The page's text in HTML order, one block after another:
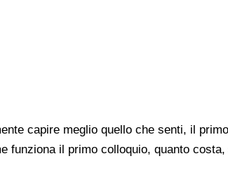
capire meglio quello che senti, il primo
funziona il primo colloquio, quanto costa,